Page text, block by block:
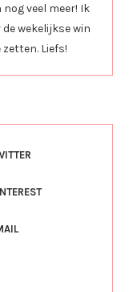
veel meer! Ik
wekelijkse win
Liefs!